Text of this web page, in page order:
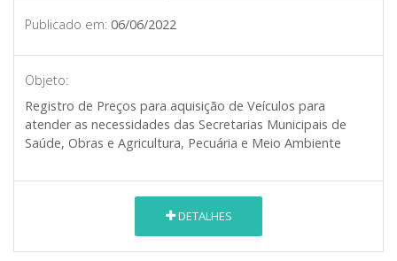
Publicado em: 06/06/2022
Objeto:
Registro de Preços para aquisição de Veículos para
atender as necessidades das Secretarias Municipais de
Saúde, Obras e Agricultura, Pecuária e Meio Ambiente
DETALHES